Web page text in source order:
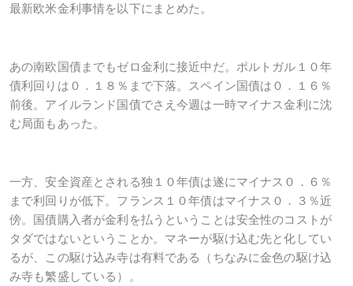
最新欧米金利事情を以下にまとめた。
あの南欧国債までもゼロ金利に接近中だ。ポルトガル１０年
債利回りは０．１８％まで下落。スペイン国債は０．１６％
前後。アイルランド国債でさえ今週は一時マイナス金利に沈
む局面もあった。
一方、安全資産とされる独１０年債は遂にマイナス０．６％
まで利回りが低下。フランス１０年債はマイナス０．３％近
傍。国債購入者が金利を払うということは安全性のコストが
タダではないということか。マネーが駆け込む先と化してい
るが、この駆け込み寺は有料である（ちなみに金色の駆け込
み寺も繁盛している）。